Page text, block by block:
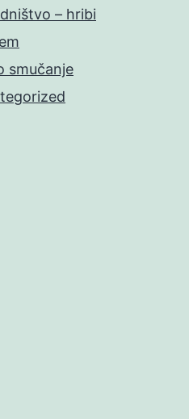
– hribi
smučanje